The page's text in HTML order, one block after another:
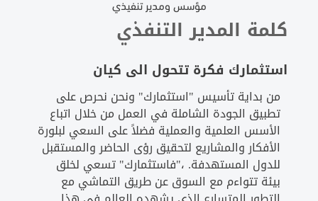
مؤسس ومدير تنفيذي
كلمة المدير التنفذي
استثمارك فكرة تتحول الى كيان
من بداية تأسيس "استثمارك" ونحن نحرص على
تطبيق الجودة الشاملة في العمل من خلال اتباع
الأسس العلمية والعملية فضلاً على السعي لبلورة
الأفكار والمشاريع لتحقيق رؤى الحاضر والمستقبل
للدول المستهدفة. ،"فاستثمارك" تسعي لخلق
بيئة تتواءم مع السوق عن طريق التماشي مع